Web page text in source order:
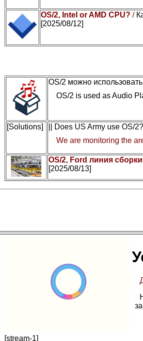
OS/2, Intel or AMD CPU? /
[2025/08/12]
OS/2 можно
OS/2 is used as Audio
[Solutions]
|| Does US Army use OS/2?
We are monitoring the
OS/2, Ford линия сборки
[2025/08/13]
[stream-1]